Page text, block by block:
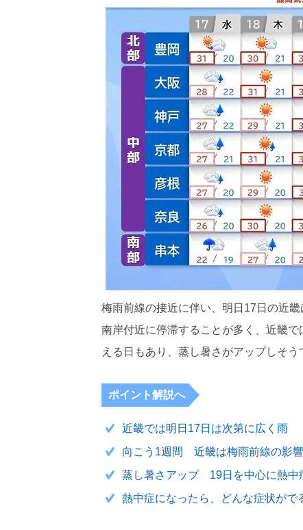
梅雨前線の接近に伴い、明日17日の近
南岸付近に停滞することが多く、近畿
える日もあり、蒸し暑さがアップしそ
ポイント解説へ
近畿では明日17日は次第に広く雨
向こう1週間 近畿は梅雨前線の影
蒸し暑さアップ 19日を中心に熱中
熱中症になったら、どんな症状がで